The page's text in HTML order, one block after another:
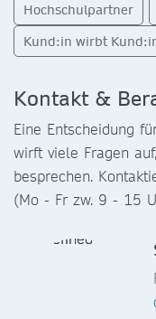
Hochschulpartner
Kund:in wirbt
Kontakt &
Eine Entscheidung
wirft viele Fragen
besprechen.
(Mo - Fr zw. 9 - 15